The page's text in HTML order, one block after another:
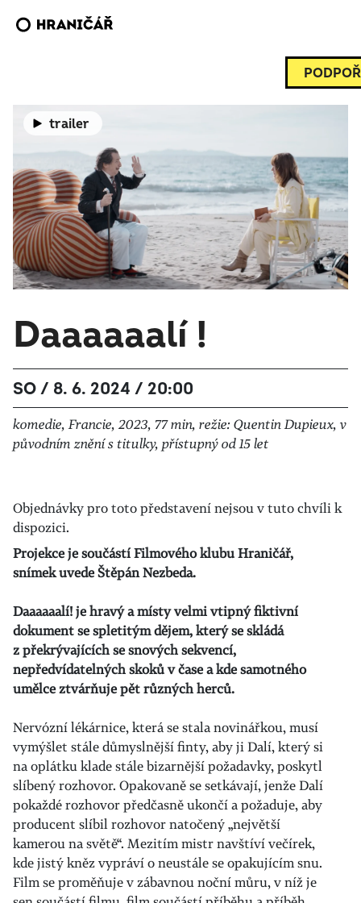
trailer
Daaaaaalí !
SO / 8. 6. 2024 / 20:00
komedie, Francie, 2023, 77 min, režie: Quentin Dupieux, v
původním znění s titulky, přístupný od 15 let
Objednávky pro toto představení nejsou v tuto chvíli k
dispozici.
Projekce je součástí Filmového klubu Hraničář,
snímek uvede Štěpán Nezbeda.
Daaaaaalí! je hravý a místy velmi vtipný fiktivní
dokument se spletitým dějem, který se skládá
z překrývajících se snových sekvencí,
nepředvídatelných skoků v čase a kde samotného
umělce ztvárňuje pět různých herců.
Nervózní lékárnice, která se stala novinářkou, musí
vymýšlet stále důmyslnější finty, aby ji Dalí, který si
na oplátku klade stále bizarnější požadavky, poskytl
slíbený rozhovor. Opakovaně se setkávají, jenže Dalí
pokaždé rozhovor předčasně ukončí a požaduje, aby
producent slíbil rozhovor natočený „největší
kamerou na světě“. Mezitím mistr navštíví večírek,
kde jistý kněz vypráví o neustále se opakujícím snu.
Film se proměňuje v zábavnou noční můru, v níž je